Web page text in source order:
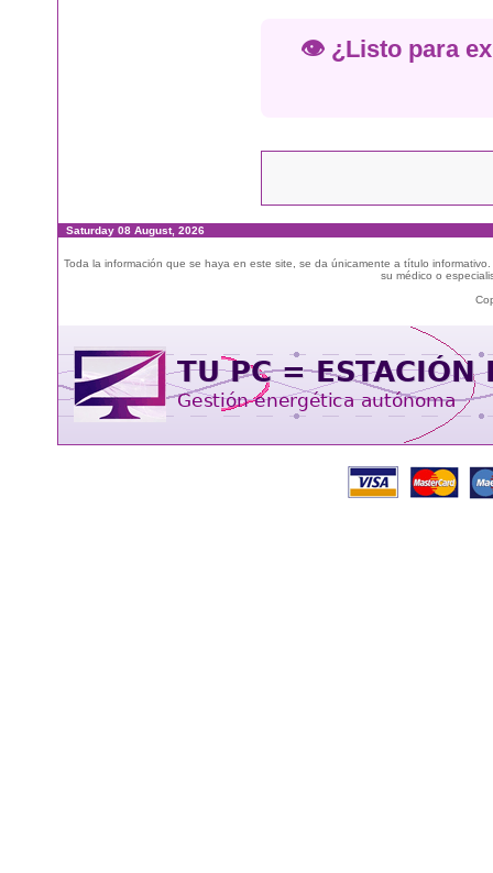
👁️ ¿Listo para
Saturday 08 August, 2026
Toda la información que se haya en este site, se da únicamente a título
su médico o